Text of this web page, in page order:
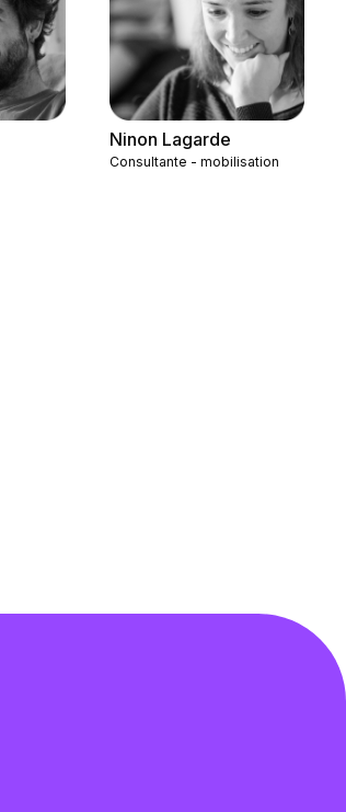
Ninon Lagarde
Consultante - mobilisation